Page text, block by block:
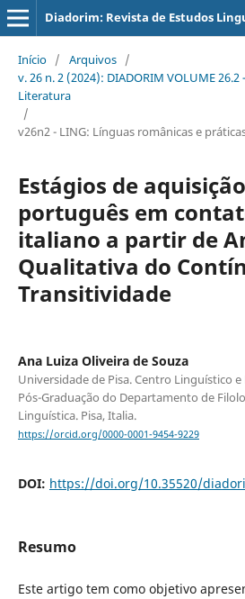
Diadorim: Revista de Estudos
Início / Arquivos /
v. 26 n. 2 (2024): DIADORIM VOLUME 26.2
Literatura
/
v26n2 - LING: Línguas românicas e
Estágios de
português em
italiano a partir de
Qualitativa do
Transitividade
Ana Luiza Oliveira de Souza
Universidade de Pisa. Centro Linguístico
Pós-Graduação do Departamento de
Linguística. Pisa, Italia.
https://orcid.org/0000-0001-9454-9229
DOI: https://doi.org/10.35520/
Resumo
Este artigo tem como objetivo